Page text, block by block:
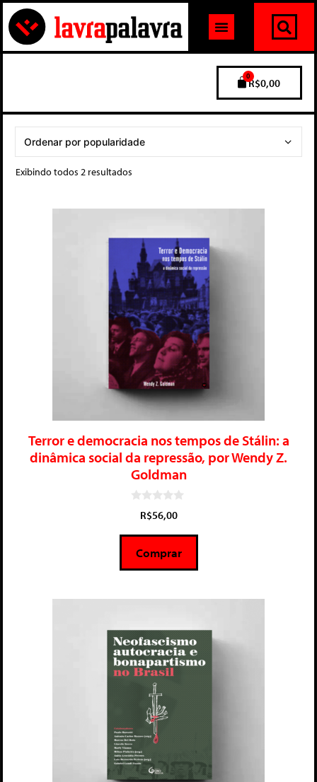
R$0,00
0
Exibindo todos 2 resultados
Terror e democracia nos tempos de Stálin: a
dinâmica social da repressão, por Wendy Z.
Goldman
5
R$56,00
Comprar